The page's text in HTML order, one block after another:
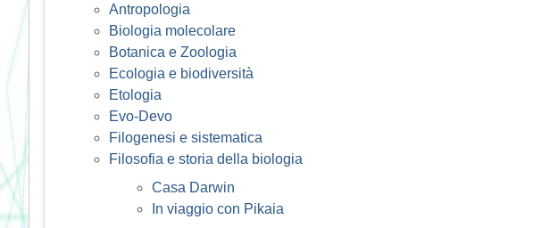
Antropologia
Biologia molecolare
Botanica e Zoologia
Ecologia e biodiversità
Etologia
Evo-Devo
Filogenesi e sistematica
Filosofia e storia della biologia
Casa Darwin
In viaggio con Pikaia